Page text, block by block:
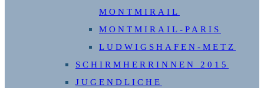
MONTMIRAIL
MONTMIRAIL-PARIS
LUDWIGSHAFEN-METZ
SCHIRMHERRINNEN 2015
JUGENDLICHE